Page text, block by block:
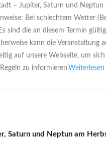
– Jupiter, Saturn und Neptun
Bei schlechtem Wetter
sind die an diesem Termin
kann die Veranstaltung
auf unsere Webseite, um
zu informieren.
Saturn und Neptun am